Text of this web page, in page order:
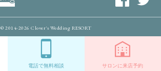
© 2014-2026 Clover's Wedding RESORT
電話で無料相談 サロンに来店予約